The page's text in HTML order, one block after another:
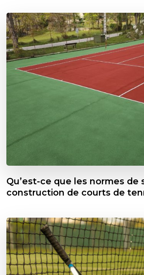
Qu’est-ce que les normes de
construction de courts de